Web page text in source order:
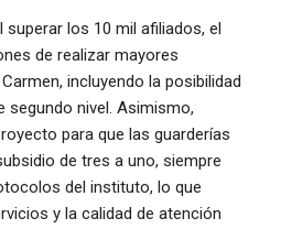
superar los 10 mil afiliados, el
de realizar mayores
incluyendo la posibilidad
segundo nivel. Asimismo,
para que las guarderías
de tres a uno, siempre
del instituto, lo que
y la calidad de atención